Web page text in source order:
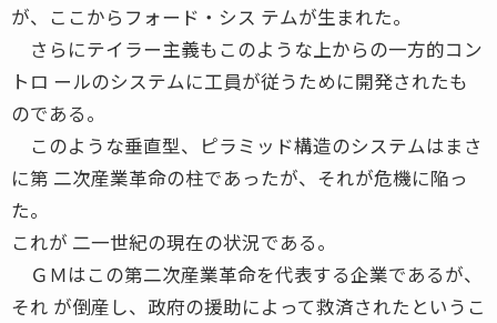
が、ここからフォード・シス テムが生まれた。
さらにテイラー主義もこのような上からの一方的コン
トロ ールのシステムに工員が従うために開発されたも
のである。
このような垂直型、ピラミッド構造のシステムはまさ
に第 二次産業革命の柱であったが、それが危機に陥っ
た。
これが 二一世紀の現在の状況である。
ＧＭはこの第二次産業革命を代表する企業であるが、
それ が倒産し、政府の援助によって救済されたというこ